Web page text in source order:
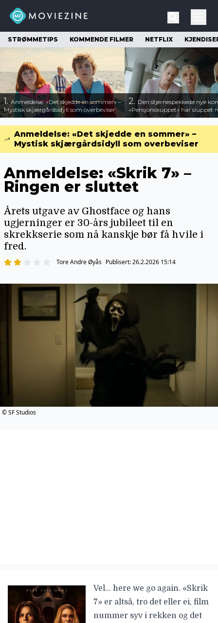
STRØMMETIPS KOMMENDE FILMER NETFLIX
1.Anmeldelse: «Det skjedde en sommer» –
Mystisk skjærgårdsidyll som overbeviser
2. Den stjernespekkede nye
«Pensjonskuppet» har sluppet
Anmeldelse: «Det skjedde en sommer» –
Mystisk skjærgårdsidyll som overbeviser
Anmeldelse: «Skrik 7» –
Ringen er sluttet
Årets utgave av Ghostface og hans
ugjerninger er 30-års jubileet til en
skrekkserie som nå kanskje bør få hvile i
fred.
Tore Andre Øyås Publisert:26.2.2026 15:14
© SF Studios
Vel… here we go again. «Skrik
7» er altså, tro det eller ei, film
nummer syv i rekken og det